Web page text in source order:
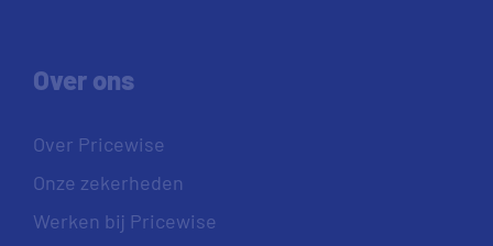
Over ons
Over Pricewise
Onze zekerheden
Werken bij Pricewise